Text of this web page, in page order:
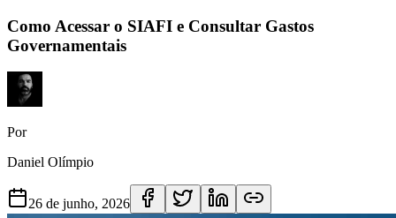
Como Acessar o SIAFI e Consultar Gastos
Governamentais
Por
Daniel Olímpio
26 de junho, 2026